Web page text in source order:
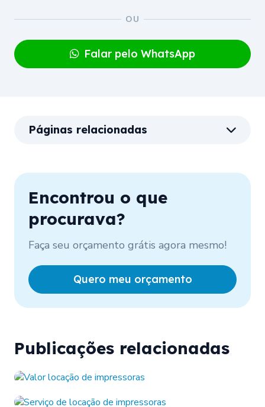
Falar pelo WhatsApp
Páginas relacionadas
Encontrou o que
procurava?
Faça seu orçamento grátis agora mesmo!
Quero meu orçamento
Publicações relacionadas